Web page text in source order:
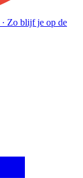
· Zo blijf je op de